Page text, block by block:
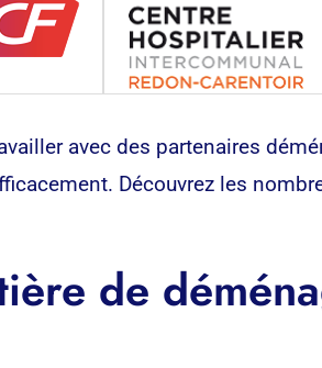
avec des partenaires
Découvrez les
de